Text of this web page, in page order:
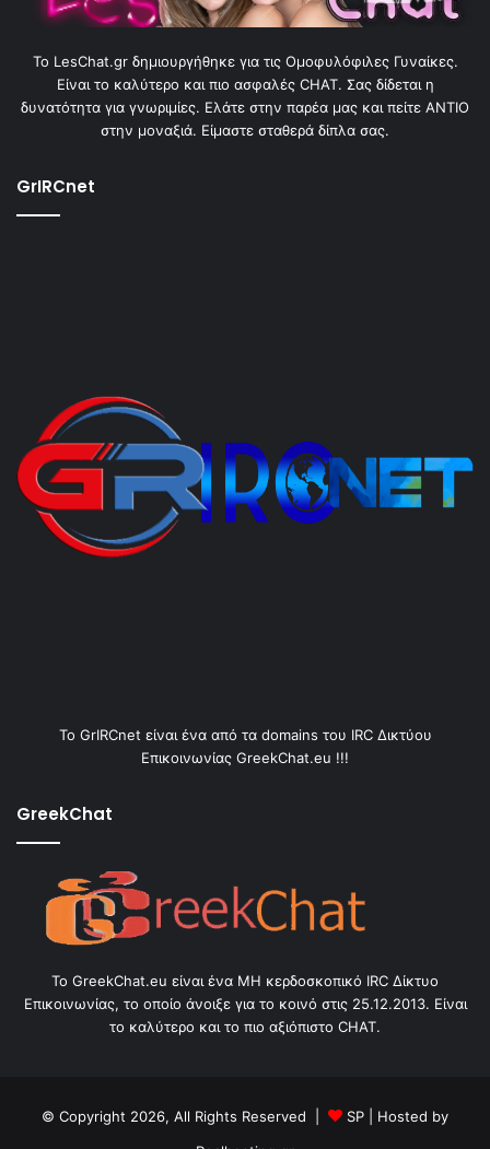
To LesChat.gr δημιουργήθηκε για τις Ομοφυλόφιλες Γυναίκες.
Είναι το καλύτερο και πιο ασφαλές CHAT. Σας δίδεται η
δυνατότητα για γνωριμίες. Ελάτε στην παρέα μας και πείτε ΑΝΤΙΟ
στην μοναξιά. Είμαστε σταθερά δίπλα σας.
GrIRCnet
Το GrIRCnet είναι ένα από τα domains του IRC Δικτύου
Επικοινωνίας GreekChat.eu !!!
GreekChat
Το GreekChat.eu είναι ένα ΜΗ κερδοσκοπικό IRC Δίκτυο
Επικοινωνίας, το οποίο άνοιξε για το κοινό στις 25.12.2013. Είναι
το καλύτερο και το πιο αξιόπιστο CHAT.
© Copyright 2026, All Rights Reserved | SP | Hosted by